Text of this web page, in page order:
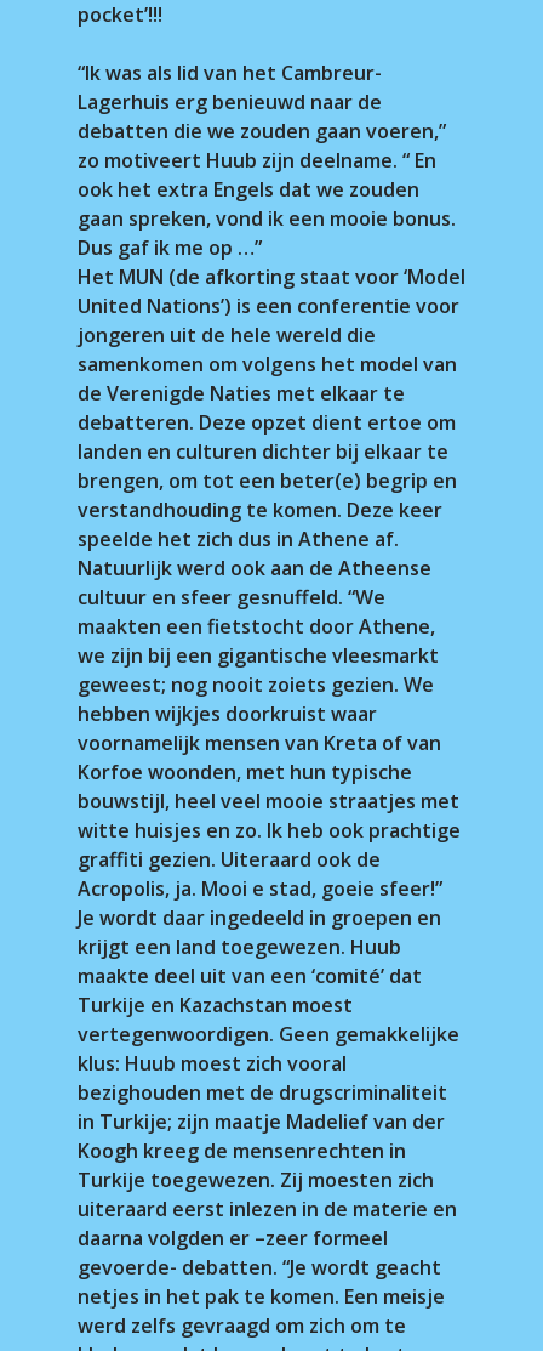
pocket’!!!
“Ik was als lid van het Cambreur-
Lagerhuis erg benieuwd naar de
debatten die we zouden gaan voeren,”
zo motiveert Huub zijn deelname. “ En
ook het extra Engels dat we zouden
gaan spreken, vond ik een mooie bonus.
Dus gaf ik me op …”
Het MUN (de afkorting staat voor ‘Model
United Nations’) is een conferentie voor
jongeren uit de hele wereld die
samenkomen om volgens het model van
de Verenigde Naties met elkaar te
debatteren. Deze opzet dient ertoe om
landen en culturen dichter bij elkaar te
brengen, om tot een beter(e) begrip en
verstandhouding te komen. Deze keer
speelde het zich dus in Athene af.
Natuurlijk werd ook aan de Atheense
cultuur en sfeer gesnuffeld. “We
maakten een fietstocht door Athene,
we zijn bij een gigantische vleesmarkt
geweest; nog nooit zoiets gezien. We
hebben wijkjes doorkruist waar
voornamelijk mensen van Kreta of van
Korfoe woonden, met hun typische
bouwstijl, heel veel mooie straatjes met
witte huisjes en zo. Ik heb ook prachtige
graffiti gezien. Uiteraard ook de
Acropolis, ja. Mooi e stad, goeie sfeer!”
Je wordt daar ingedeeld in groepen en
krijgt een land toegewezen. Huub
maakte deel uit van een ‘comité’ dat
Turkije en Kazachstan moest
vertegenwoordigen. Geen gemakkelijke
klus: Huub moest zich vooral
bezighouden met de drugscriminaliteit
in Turkije; zijn maatje Madelief van der
Koogh kreeg de mensenrechten in
Turkije toegewezen. Zij moesten zich
uiteraard eerst inlezen in de materie en
daarna volgden er –zeer formeel
gevoerde- debatten. “Je wordt geacht
netjes in het pak te komen. Een meisje
werd zelfs gevraagd om zich om te